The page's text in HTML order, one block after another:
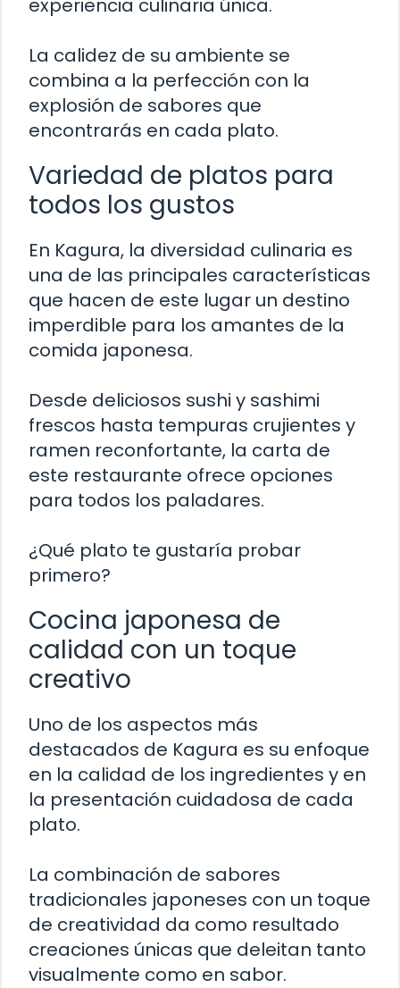
experiencia culinaria única.
La calidez de su ambiente se
combina a la perfección con la
explosión de sabores que
encontrarás en cada plato.
Variedad de platos para
todos los gustos
En Kagura, la diversidad culinaria es
una de las principales características
que hacen de este lugar un destino
imperdible para los amantes de la
comida japonesa.
Desde deliciosos sushi y sashimi
frescos hasta tempuras crujientes y
ramen reconfortante, la carta de
este restaurante ofrece opciones
para todos los paladares.
¿Qué plato te gustaría probar
primero?
Cocina japonesa de
calidad con un toque
creativo
Uno de los aspectos más
destacados de Kagura es su enfoque
en la calidad de los ingredientes y en
la presentación cuidadosa de cada
plato.
La combinación de sabores
tradicionales japoneses con un toque
de creatividad da como resultado
creaciones únicas que deleitan tanto
visualmente como en sabor.